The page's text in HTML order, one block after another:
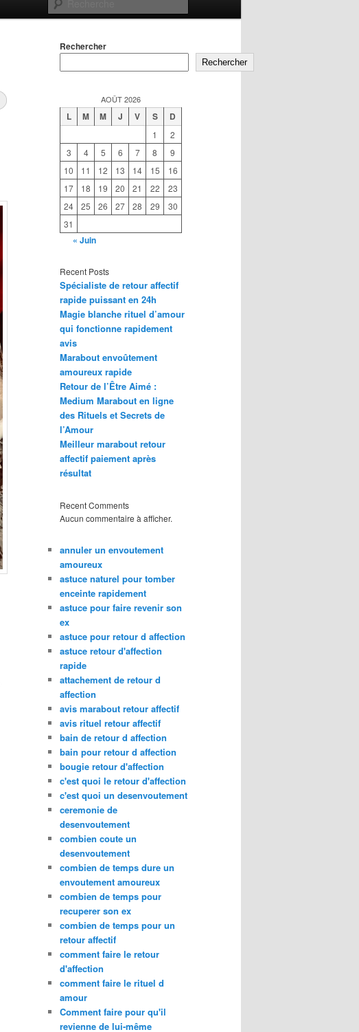
Rechercher
Rechercher
AOÛT 2026
L M M J V S D
1
2
3
4 5 6 7 8
9
10
11 12 13 14 15
16
17
18 19 20 21 22
23
24
25 26 27 28 29
30
31
« Juin
Recent Posts
Spécialiste de retour affectif
rapide puissant en 24h
Magie blanche rituel d’amour
qui fonctionne rapidement
avis
Marabout envoûtement
amoureux rapide
Retour de l’Être Aimé :
Medium Marabout en ligne
des Rituels et Secrets de
l’Amour
Meilleur marabout retour
affectif paiement après
résultat
Recent Comments
Aucun commentaire à afficher.
annuler un envoutement
amoureux
astuce naturel pour tomber
enceinte rapidement
astuce pour faire revenir son
ex
astuce pour retour d affection
astuce retour d'affection
rapide
attachement de retour d
affection
avis marabout retour affectif
avis rituel retour affectif
bain de retour d affection
bain pour retour d affection
bougie retour d'affection
c'est quoi le retour d'affection
c'est quoi un desenvoutement
ceremonie de
desenvoutement
combien coute un
desenvoutement
combien de temps dure un
envoutement amoureux
combien de temps pour
recuperer son ex
combien de temps pour un
retour affectif
comment faire le retour
d'affection
comment faire le rituel d
amour
Comment faire pour qu'il
revienne de lui-même